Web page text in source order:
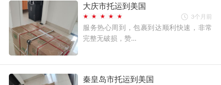
大庆市托运到美国
3个月前
服务热心周到，包裹到达顺利快速，非常
完整无破损，赞…
秦皇岛市托运到美国